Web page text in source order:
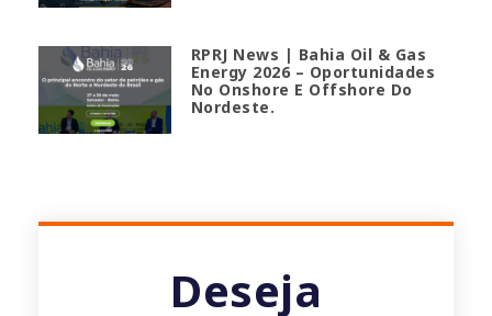
RPRJ News | Bahia Oil & Gas
Energy 2026 – Oportunidades
No Onshore E Offshore Do
Nordeste.
Deseja